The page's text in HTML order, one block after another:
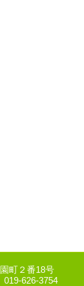
町２番18号
626-3754